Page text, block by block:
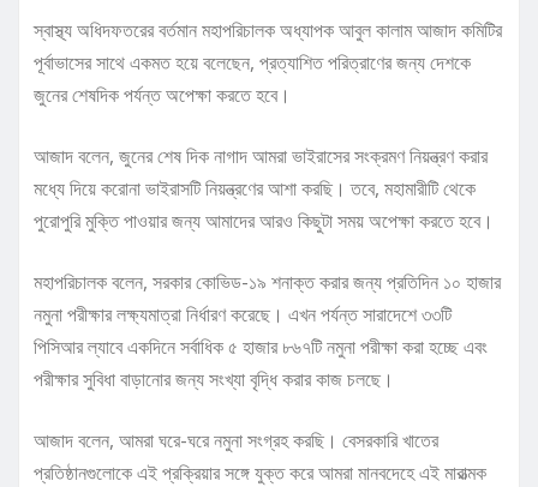
স্বাস্থ্য অধিদফতরের বর্তমান মহাপরিচালক অধ্যাপক আবুল কালাম আজাদ কমিটির
পূর্বাভাসের সাথে একমত হয়ে বলেছেন, প্রত্যাশিত পরিত্রাণের জন্য দেশকে
জুনের শেষদিক পর্যন্ত অপেক্ষা করতে হবে।
আজাদ বলেন, জুনের শেষ দিক নাগাদ আমরা ভাইরাসের সংক্রমণ নিয়ন্ত্রণ করার
মধ্যে দিয়ে করোনা ভাইরাসটি নিয়ন্ত্রণের আশা করছি। তবে, মহামারীটি থেকে
পুরোপুরি মুক্তি পাওয়ার জন্য আমাদের আরও কিছুটা সময় অপেক্ষা করতে হবে।
মহাপরিচালক বলেন, সরকার কোভিড-১৯ শনাক্ত করার জন্য প্রতিদিন ১০ হাজার
নমুনা পরীক্ষার লক্ষ্যমাত্রা নির্ধারণ করেছে। এখন পর্যন্ত সারাদেশে ৩৩টি
পিসিআর ল্যাবে একদিনে সর্বাধিক ৫ হাজার ৮৬৭টি নমুনা পরীক্ষা করা হচ্ছে এবং
পরীক্ষার সুবিধা বাড়ানোর জন্য সংখ্যা বৃদ্ধি করার কাজ চলছে।
আজাদ বলেন, আমরা ঘরে-ঘরে নমুনা সংগ্রহ করছি। বেসরকারি খাতের
প্রতিষ্ঠানগুলোকে এই প্রক্রিয়ার সঙ্গে যুক্ত করে আমরা মানবদেহে এই মারাত্মক